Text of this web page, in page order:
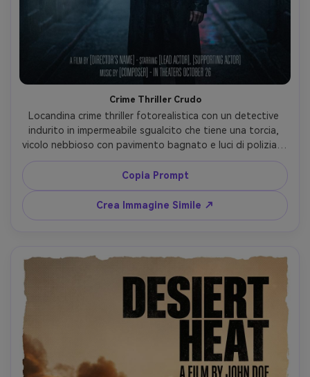
Crime Thriller Crudo
Locandina crime thriller fotorealistica con un detective
indurito in impermeabile sgualcito che tiene una torcia,
vicolo nebbioso con pavimento bagnato e luci di polizia in
lontananza, illuminazione drammatica chiaroscuro, alto
contrasto, ombre blu fredde, scattata con Nikon Z9
35mm f/1.8 ad altezza occhi, angolazione dinamica,
pioggerella nell’aria, realismo cinematografico, spazio
libero in alto per titolo, parte bassa riservata ai crediti,
Copia Prompt
Crea Immagine Simile ↗